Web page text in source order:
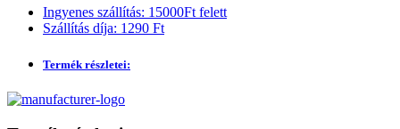
Ingyenes szállítás: 15000Ft felett
Szállítás díja: 1290 Ft
Termék részletei: